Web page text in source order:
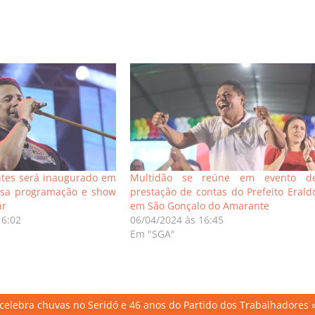
será inaugurado em
programação e show
Multidão se reúne em evento
prestação de contas do Prefeito
em São Gonçalo do Amarante
06/04/2024 às 16:45
Em "SGA"